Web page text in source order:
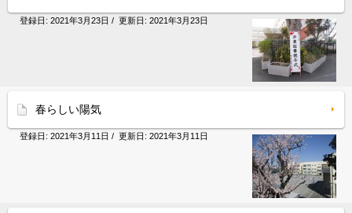
登録日: 2021年3月23日 / 更新日: 2021年3月23日
春らしい陽気
登録日: 2021年3月11日 / 更新日: 2021年3月11日